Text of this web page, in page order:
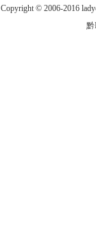
Copyright © 2006-2016
黔